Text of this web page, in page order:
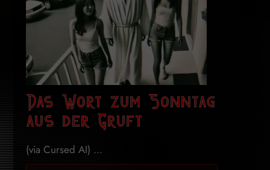
Das Wort zum Sonntag
aus der Gruft
(via Cursed AI) ...